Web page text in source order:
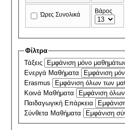
Ώρες Συνολικά Βάρος
Φίλτρα
Τάξεις
Ενεργά Μαθήματα
Erasmus
Κοινά Μαθήματα
Παιδαγωγική Επάρκεια
Σύνθετα Μαθήματα